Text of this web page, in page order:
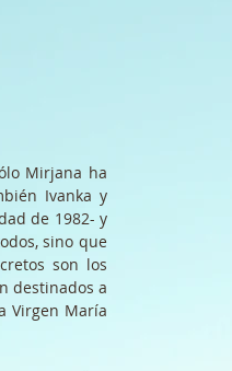
Mirjana ha
Ivanka y
de 1982- y
sino que
son los
destinados a
Virgen María